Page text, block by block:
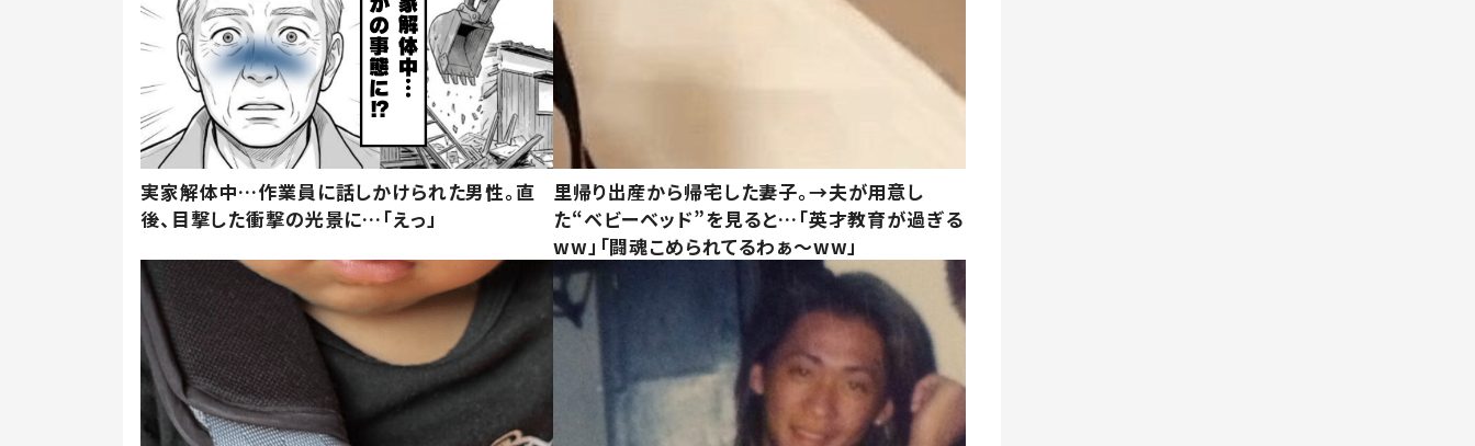
実家解体中…作業員に話しかけられた男性。直
後、目撃した衝撃の光景に…「えっ」
里帰り出産から帰宅した妻子。→夫が用意し
た“ベビーベッド”を見ると…「英才教育が過ぎる
ww」「闘魂こめられてるわぁ～ww」